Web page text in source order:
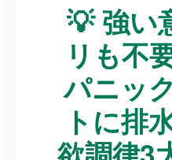
💡 強い
リも不
パニッ
トに排